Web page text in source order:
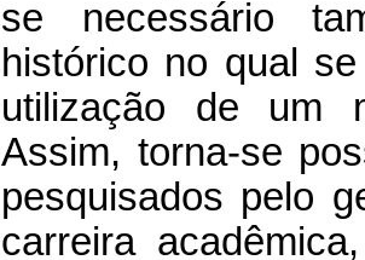
se necessário
histórico no qual
utilização de um
Assim, torna-se
pesquisados pelo
carreira